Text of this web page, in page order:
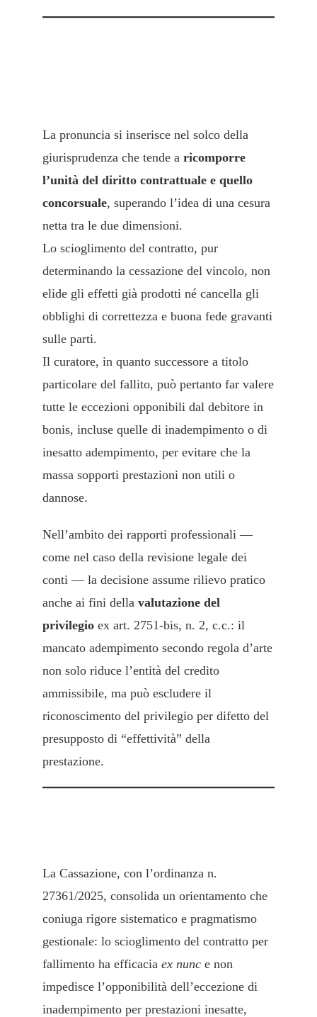
La pronuncia si inserisce nel solco della
giurisprudenza che tende a ricomporre
l’unità del diritto contrattuale e quello
concorsuale, superando l’idea di una cesura
netta tra le due dimensioni.
Lo scioglimento del contratto, pur
determinando la cessazione del vincolo, non
elide gli effetti già prodotti né cancella gli
obblighi di correttezza e buona fede gravanti
sulle parti.
Il curatore, in quanto successore a titolo
particolare del fallito, può pertanto far valere
tutte le eccezioni opponibili dal debitore in
bonis, incluse quelle di inadempimento o di
inesatto adempimento, per evitare che la
massa sopporti prestazioni non utili o
dannose.
Nell’ambito dei rapporti professionali —
come nel caso della revisione legale dei
conti — la decisione assume rilievo pratico
anche ai fini della valutazione del
privilegio ex art. 2751-bis, n. 2, c.c.: il
mancato adempimento secondo regola d’arte
non solo riduce l’entità del credito
ammissibile, ma può escludere il
riconoscimento del privilegio per difetto del
presupposto di “effettività” della
prestazione.
La Cassazione, con l’ordinanza n.
27361/2025, consolida un orientamento che
coniuga rigore sistematico e pragmatismo
gestionale: lo scioglimento del contratto per
fallimento ha efficacia ex nunc e non
impedisce l’opponibilità dell’eccezione di
inadempimento per prestazioni inesatte,